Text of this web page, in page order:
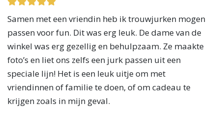
Samen met een vriendin heb ik trouwjurken mogen
passen voor fun. Dit was erg leuk. De dame van de
winkel was erg gezellig en behulpzaam. Ze maakte
foto’s en liet ons zelfs een jurk passen uit een
speciale lijn! Het is een leuk uitje om met
vriendinnen of familie te doen, of om cadeau te
krijgen zoals in mijn geval.